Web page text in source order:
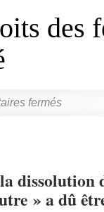
des
fermés
dissolution
» a dû